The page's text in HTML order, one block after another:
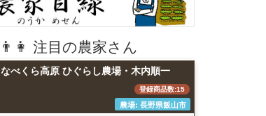
👨👩 注目の農家さん
なべくら高原 ひぐらし農場・木内順一
登録商品数:15
農場: 長野県飯山市